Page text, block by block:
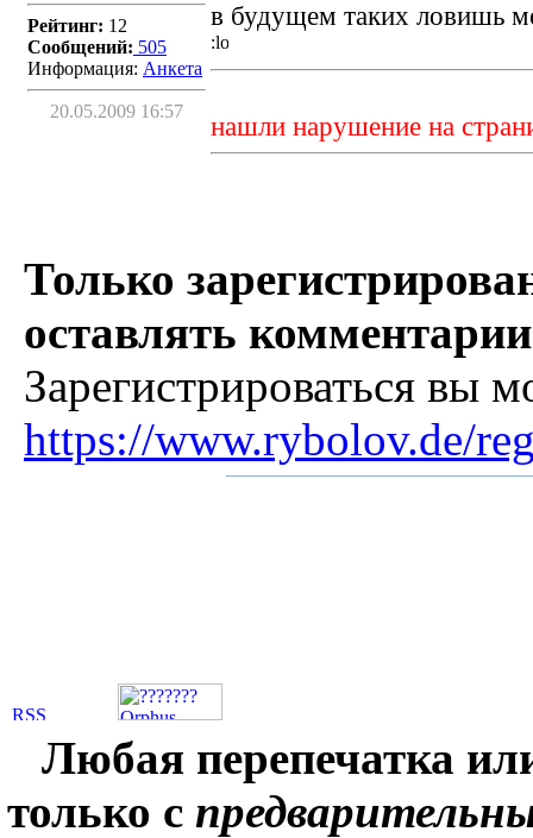
Рейтинг: 12
Сообщений: 505
Информация: Aнкета
20.05.2009 16:57
в будущем таких
нашли нарушение на
Только
оставлять
Зарегистрироваться вы
https://www.rybolov.de/
Любая перепечатка
только с